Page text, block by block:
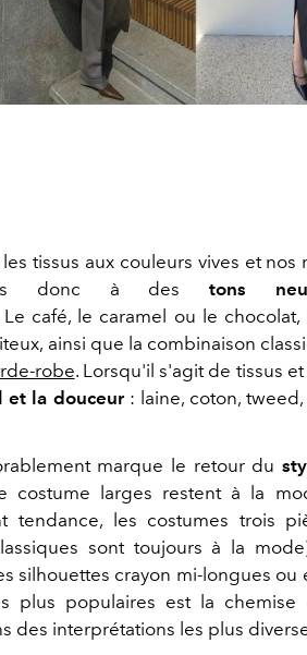
tissus aux couleurs vives et nos
donc à des
tons
Le café, le caramel ou le chocolat,
ainsi que la combinaison
robe. Lorsqu'il s'agit de tissus et
et la douceur : laine, coton,
marque le retour du
costume larges restent à la
tendance, les costumes trois
sont toujours à la
silhouettes crayon mi-longues ou
plus populaires est la chemise
des interprétations les plus